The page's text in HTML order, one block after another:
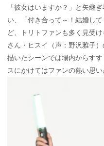
「彼女はいますか？」と矢継
い、「付き合って～！結婚し
ど、トリトファンも多く見受
さん・ヒスイ（声：野沢雅子
描いたシーンでは場内からす
スにかけてはファンの熱い思い